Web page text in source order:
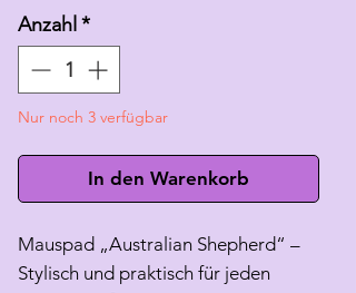
Anzahl *
Nur noch 3 verfügbar
In den Warenkorb
Mauspad „Australian Shepherd“ –
Stylisch und praktisch für jeden